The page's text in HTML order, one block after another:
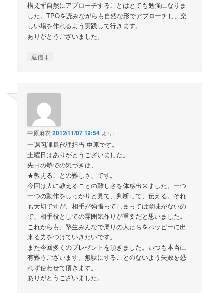
構えず自然にアプローチすることはとても勉強になりま
した。TPOを読みながらも自然な形でアプローチし、楽
しい場を作れるよう実践して行きます。
ありがとうございました。
返信 ↓
中原麻衣2012/11/07 19:54 より:
一課岡課長代理担当 中原です。
土曜日はありがとうございました。
先日の塾での気づきは、
★教えることの難しさ、です。
今回は人に教えることの難しさを体感出来ました。一つ
一つの動作をしっかりと見て、判断して、伝える。それ
も大切ですが、相手が強張ってしまっては意味がないの
で、相手役としての雰囲気作りが重要だと思いました。
これからも、塾生みんなで周りの人たちをハッピーに出
来る力をつけていきたいです。
また今回多くのプレゼントを頂きました。いつも本当に
有難うございます。無駄にすることのないよう失敗を恐
れず使わせて頂きます。
ありがとうございました。